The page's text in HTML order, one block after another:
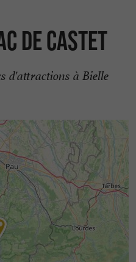
de Castet
d'attractions à Bielle